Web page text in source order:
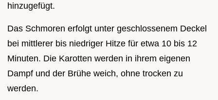
hinzugefügt.
Das Schmoren erfolgt unter geschlossenem Deckel
bei mittlerer bis niedriger Hitze für etwa 10 bis 12
Minuten. Die Karotten werden in ihrem eigenen
Dampf und der Brühe weich, ohne trocken zu
werden.